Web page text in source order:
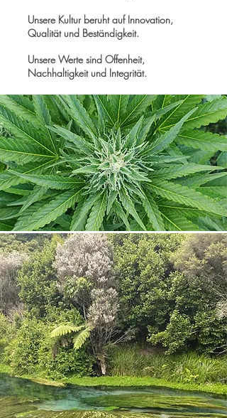
Unsere Kultur beruht auf Innovation,
Qualität und Beständigkeit.
Unsere Werte sind Offenheit,
Nachhaltigkeit und Integrität.